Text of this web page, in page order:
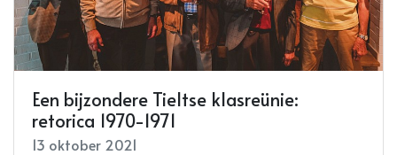
Een bijzondere Tieltse klasreünie:
retorica 1970-1971
13 oktober 2021